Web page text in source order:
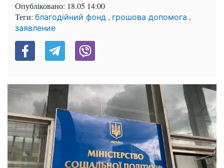
Опубліковано: 18.05 14:00
Теги: благодійний фонд , грошова допомога ,
заявление